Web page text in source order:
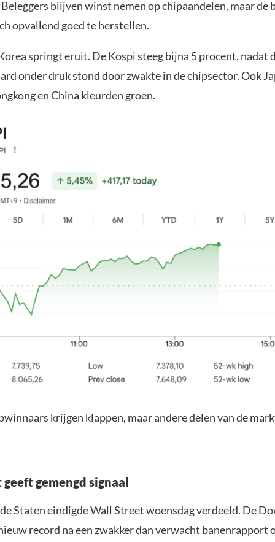
blijven winst nemen op chipaandelen, maar de
opvallend goed te herstellen.
springt eruit. De Kospi steeg bijna 5 procent, nadat
onder druk stond door zwakte in de chipsector. Ook
en China kleurden groen.
krijgen klappen, maar andere delen van de
gemengd signaal
Staten eindigde Wall Street woensdag verdeeld. De
record na een zwakker dan verwacht banenrapport